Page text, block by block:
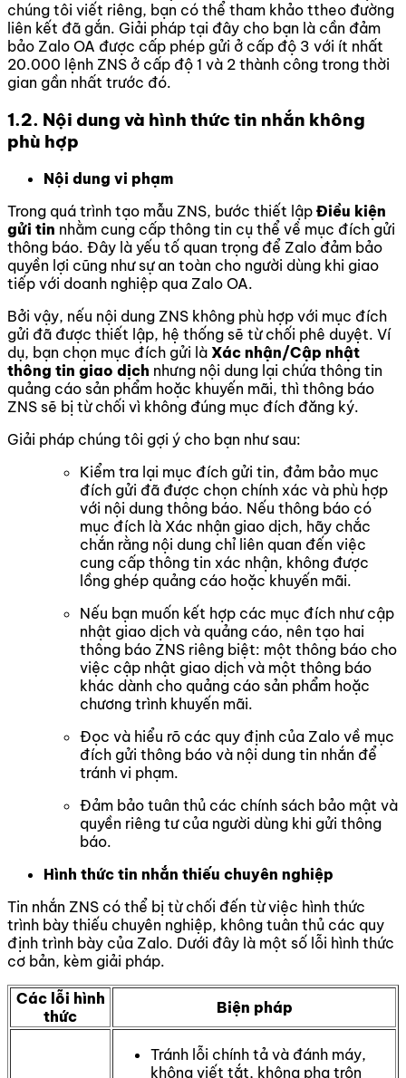
chúng tôi viết riêng, bạn có thể tham khảo ttheo đường
liên kết đã gắn. Giải pháp tại đây cho bạn là cần đảm
bảo Zalo OA được cấp phép gửi ở cấp độ 3 với ít nhất
20.000 lệnh ZNS ở cấp độ 1 và 2 thành công trong thời
gian gần nhất trước đó.
1.2. Nội dung và hình thức tin nhắn không
phù hợp
Nội dung vi phạm
Trong quá trình tạo mẫu ZNS, bước thiết lập Điều kiện
gửi tin nhằm cung cấp thông tin cụ thể về mục đích gửi
thông báo. Đây là yếu tố quan trọng để Zalo đảm bảo
quyền lợi cũng như sự an toàn cho người dùng khi giao
tiếp với doanh nghiệp qua Zalo OA.
Bởi vậy, nếu nội dung ZNS không phù hợp với mục đích
gửi đã được thiết lập, hệ thống sẽ từ chối phê duyệt. Ví
dụ, bạn chọn mục đích gửi là Xác nhận/Cập nhật
thông tin giao dịch nhưng nội dung lại chứa thông tin
quảng cáo sản phẩm hoặc khuyến mãi, thì thông báo
ZNS sẽ bị từ chối vì không đúng mục đích đăng ký.
Giải pháp chúng tôi gợi ý cho bạn như sau:
Kiểm tra lại mục đích gửi tin, đảm bảo mục
đích gửi đã được chọn chính xác và phù hợp
với nội dung thông báo. Nếu thông báo có
mục đích là Xác nhận giao dịch, hãy chắc
chắn rằng nội dung chỉ liên quan đến việc
cung cấp thông tin xác nhận, không được
lồng ghép quảng cáo hoặc khuyến mãi.
Nếu bạn muốn kết hợp các mục đích như cập
nhật giao dịch và quảng cáo, nên tạo hai
thông báo ZNS riêng biệt: một thông báo cho
việc cập nhật giao dịch và một thông báo
khác dành cho quảng cáo sản phẩm hoặc
chương trình khuyến mãi.
Đọc và hiểu rõ các quy định của Zalo về mục
đích gửi thông báo và nội dung tin nhắn để
tránh vi phạm.
Đảm bảo tuân thủ các chính sách bảo mật và
quyền riêng tư của người dùng khi gửi thông
báo.
Hình thức tin nhắn thiếu chuyên nghiệp
Tin nhắn ZNS có thể bị từ chối đến từ việc hình thức
trình bày thiếu chuyên nghiệp, không tuân thủ các quy
định trình bày của Zalo. Dưới đây là một số lỗi hình thức
cơ bản, kèm giải pháp.
Các lỗi hình
thức
Biện pháp
Tránh lỗi chính tả và đánh máy,
không viết tắt, không pha trộn